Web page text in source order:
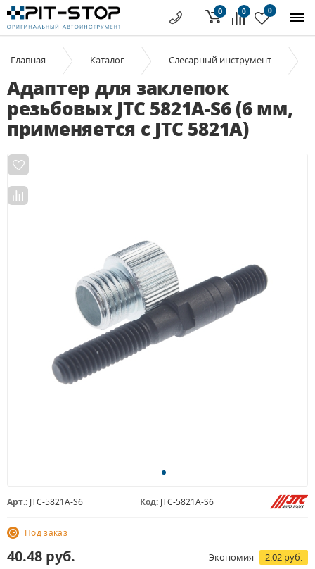
0 0
0
Главная Каталог Слесарный инструмент
Адаптер для заклепок
резьбовых JTC 5821A-S6 (6 мм,
применяется с JTC 5821A)
Арт.: JTC-5821A-S6 Код: JTC-5821A-S6
Под заказ
40.48 руб. Экономия 2.02 руб.